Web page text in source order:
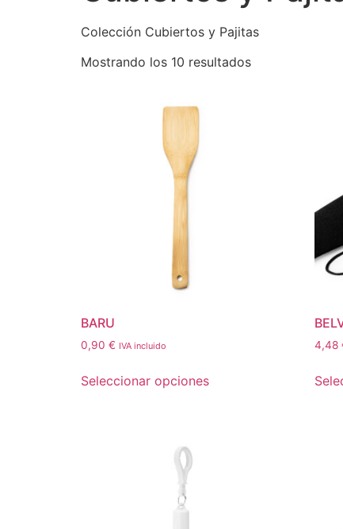
Colección Cubiertos y Pajitas
Mostrando los 10 resultados
BARU
0,90 € IVA incluido
Seleccionar opciones
4,48